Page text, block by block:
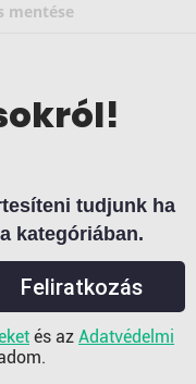
mentése
tudjunk ha
kategóriában.
Feliratkozás
és az Adatvédelmi